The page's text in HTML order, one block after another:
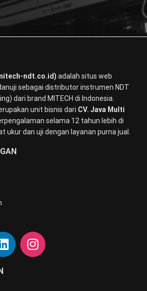
ndt.co.id) adalah situs web
sebagai distributor instrumen NDT
dari brand MITECH di Indonesia.
unit bisnis dari CV. Java Multi
selama 12 tahun lebih di
ukur dan uji dengan layanan purna jual.